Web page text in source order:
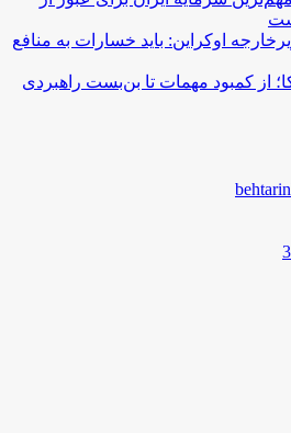
اوکراین: باید خسارات به منافع
از کمبود مهمات تا بن‌بست راهبردی